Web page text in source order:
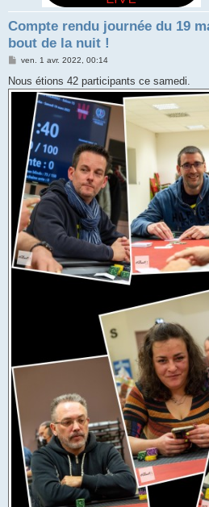
Compte rendu journée du 19
bout de la nuit !
M
s
s
ven. 1 avr. 2022, 00:14
Nous étions 42 participants ce samedi.